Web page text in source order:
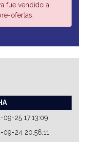
fue vendido a
ofertas.
09-25 17:13:09
09-24 20:56:11